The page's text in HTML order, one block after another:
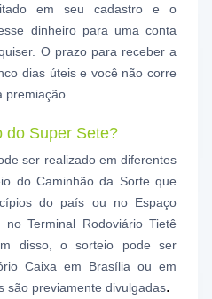
em seu cadastro e o
dinheiro para uma conta
O prazo para receber a
dias úteis e você não corre
premiação.
do Super Sete?
ser realizado em diferentes
do Caminhão da Sorte que
do país ou no Espaço
Terminal Rodoviário Tietê
disso, o sorteio pode ser
Caixa em Brasília ou em
são previamente divulgadas.